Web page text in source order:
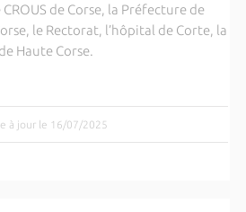
de Corse, la Préfecture de
le Rectorat, l’hôpital de Corte, la
Haute Corse.
à jour le 16/07/2025